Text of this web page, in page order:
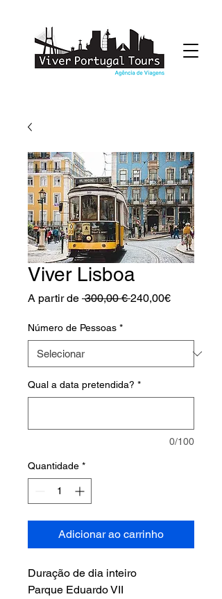
Viver Lisboa
A partir de 300,00 € Preço
240,00€Preço
Número de Pessoas *
Qual a data pretendida? *
0/100
Quantidade *
Adicionar ao carrinho
Duração de dia inteiro
Parque Eduardo VII